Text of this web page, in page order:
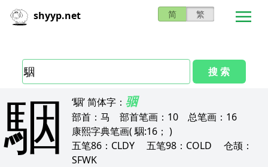
shyyp.net 简 繁
搜 索
駰 ‘駰’简体字： 骃
部首： 马 部首笔画： 10 总笔画： 16
康熙字典笔画( 駰:16； )
五笔86： CLDY 五笔98： COLD 仓颉：
SFWK